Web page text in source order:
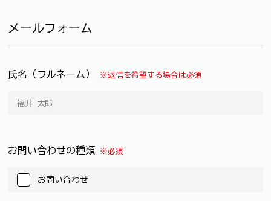
メールフォーム
氏名（フルネーム） ※返信を希望する場合は必須
お問い合わせの種類 ※必須
お問い合わせ